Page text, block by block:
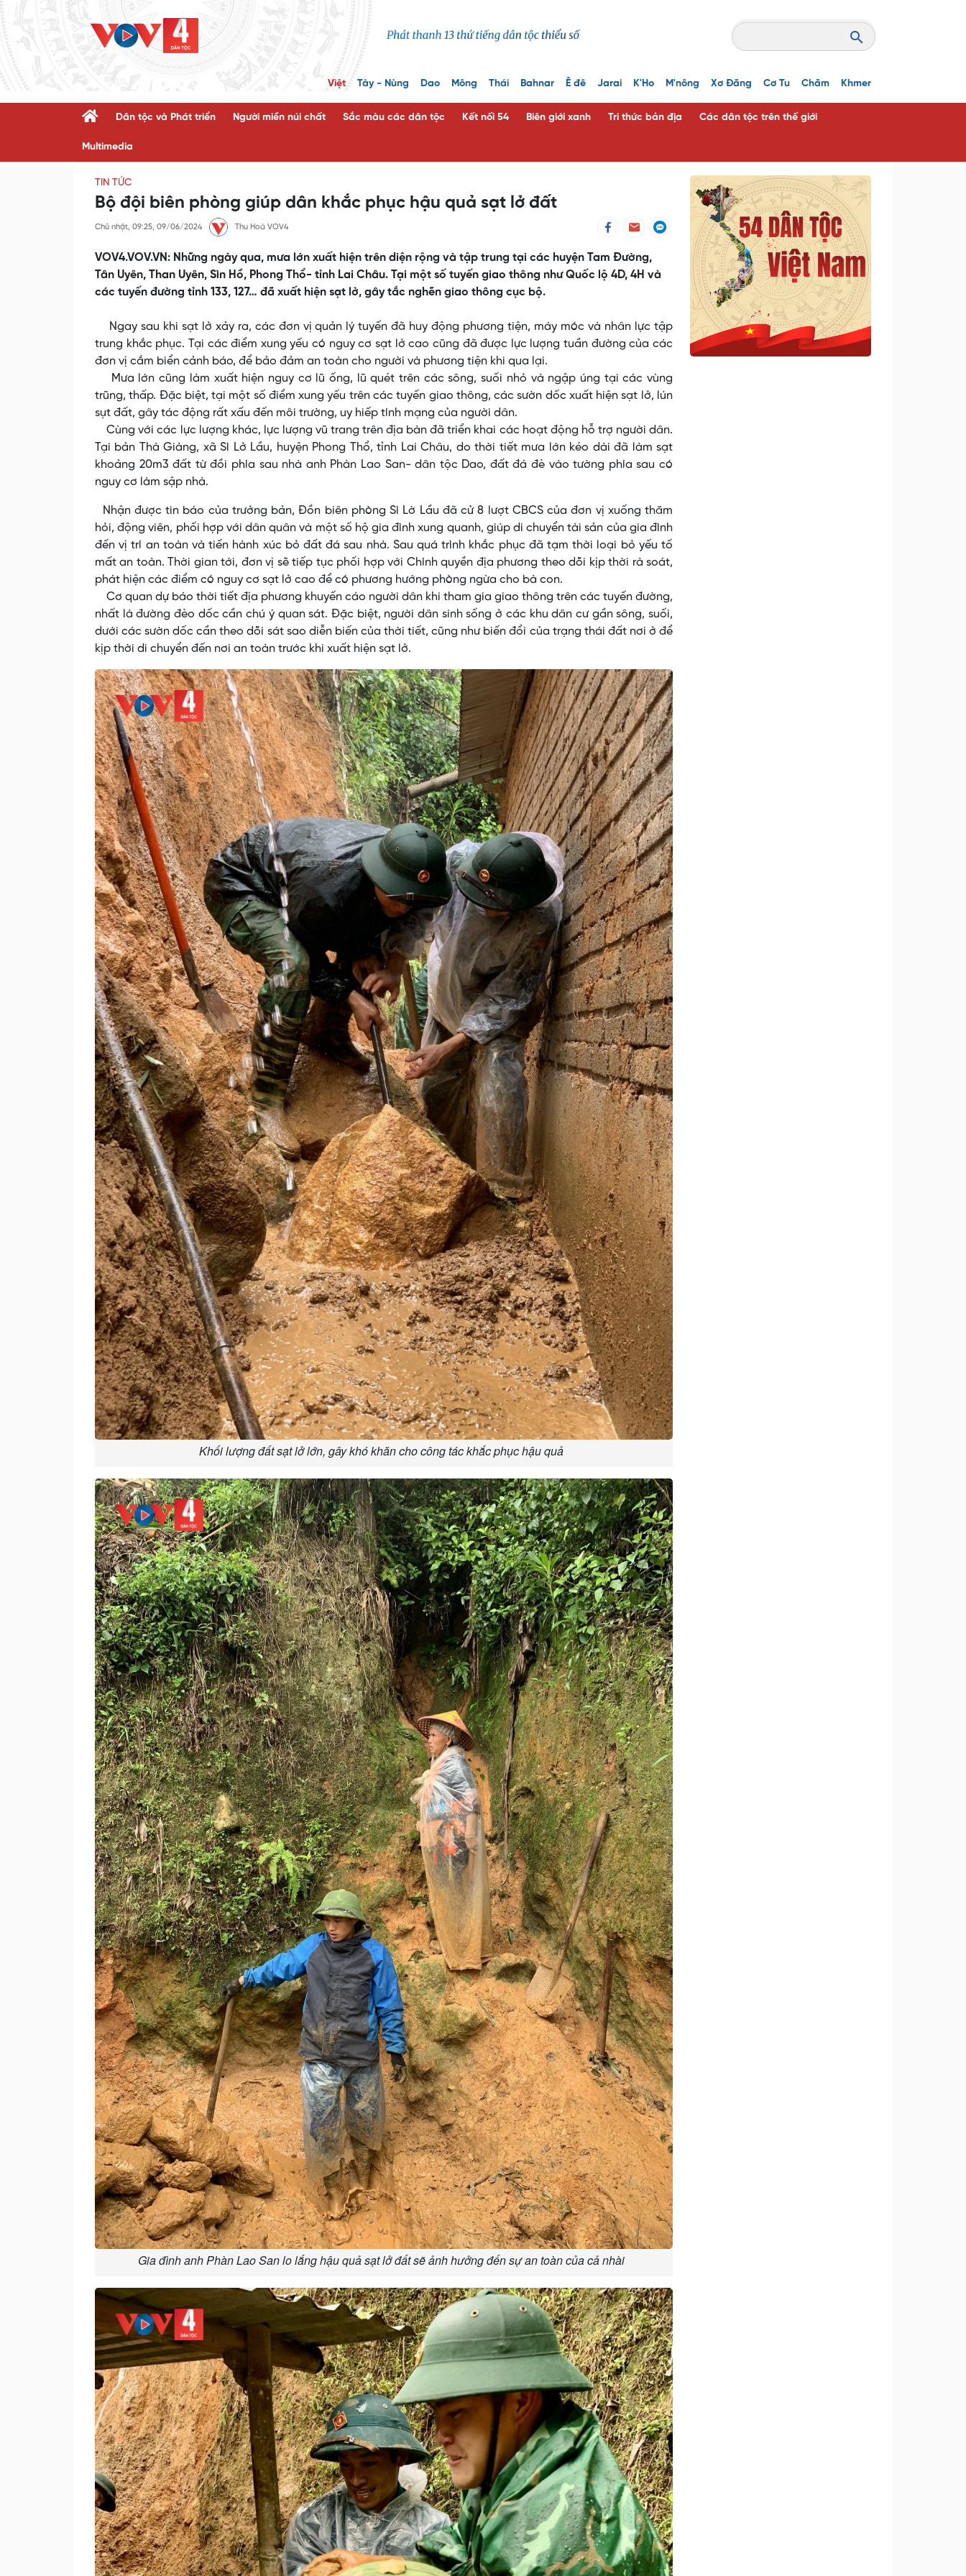
Việt Tày - Nùng Dao Mông Thái Bahnar Ê đê Jarai K'Ho M'nông Xơ Đăng Cơ Tu Chăm Khmer
Dân tộc và Phát triển Người miền núi chất Sắc màu các dân tộc Kết nối 54 Biên giới xanh Tri thức bản địa Các dân tộc trên thế giới
Multimedia
TIN TỨC
Bộ đội biên phòng giúp dân khắc phục hậu quả sạt lở đất
Chủ nhật, 09:25, 09/06/2024 Thu Hoà VOV4
VOV4.VOV.VN: Những ngày qua, mưa lớn xuất hiện trên diện rộng và tập trung tại các huyện Tam Đường,
Tân Uyên, Than Uyên, Sìn Hồ, Phong Thổ- tỉnh Lai Châu. Tại một số tuyến giao thông như Quốc lộ 4D, 4H và
các tuyến đường tỉnh 133, 127… đã xuất hiện sạt lở, gây tắc nghẽn giao thông cục bộ.
Ngay sau khi sạt lở xảy ra, các đơn vị quản lý tuyến đã huy động phương tiện, máy móc và nhân lực tập
trung khắc phục. Tại các điểm xung yếu có nguy cơ sạt lở cao cũng đã được lực lượng tuần đường của các
đơn vị cắm biển cảnh báo, để bảo đảm an toàn cho người và phương tiện khi qua lại.
Mưa lớn cũng làm xuất hiện nguy cơ lũ ống, lũ quét trên các sông, suối nhỏ và ngập úng tại các vùng
trũng, thấp. Đặc biệt, tại một số điểm xung yếu trên các tuyến giao thông, các sườn dốc xuất hiện sạt lở, lún
sụt đất, gây tác động rất xấu đến môi trường, uy hiếp tính mạng của người dân.
Cùng với các lực lượng khác, lực lượng vũ trang trên địa bàn đã triển khai các hoạt động hỗ trợ người dân.
Tại bản Thà Giàng, xã Sì Lở Lầu, huyện Phong Thổ, tỉnh Lai Châu, do thời tiết mưa lớn kéo dài đã làm sạt
khoảng 20m3 đất từ đồi phía sau nhà anh Phàn Lao San- dân tộc Dao, đất đá đè vào tường phía sau có
nguy cơ làm sập nhà.
Nhận được tin báo của trưởng bản, Đồn biên phòng Sì Lờ Lầu đã cử 8 lượt CBCS của đơn vị xuống thăm
hỏi, động viên, phối hợp với dân quân và một số hộ gia đình xung quanh, giúp di chuyển tài sản của gia đình
đến vị trí an toàn và tiến hành xúc bỏ đất đá sau nhà. Sau quá trình khắc phục đã tạm thời loại bỏ yếu tố
mất an toàn. Thời gian tới, đơn vị sẽ tiếp tục phối hợp với Chính quyền địa phương theo dõi kịp thời rà soát,
phát hiện các điểm có nguy cơ sạt lở cao để có phương hướng phòng ngừa cho bà con.
Cơ quan dự báo thời tiết địa phương khuyến cáo người dân khi tham gia giao thông trên các tuyến đường,
nhất là đường đèo dốc cần chú ý quan sát. Đặc biệt, người dân sinh sống ở các khu dân cư gần sông, suối,
dưới các sườn dốc cần theo dõi sát sao diễn biến của thời tiết, cũng như biến đổi của trạng thái đất nơi ở để
kịp thời di chuyển đến nơi an toàn trước khi xuất hiện sạt lở.
Khối lượng đất sạt lở lớn, gây khó khăn cho công tác khắc phục hậu quả
Gia đình anh Phàn Lao San lo lắng hậu quả sạt lở đất sẽ ảnh hưởng đến sự an toàn của cả nhài